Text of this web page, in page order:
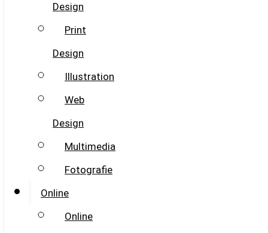
Design
Print
Design
Illustration
Web
Design
Multimedia
Fotografie
Online
Online